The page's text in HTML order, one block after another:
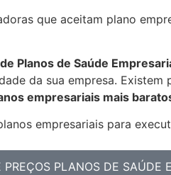
que aceitam plano
Planos de Saúde
da sua empresa. Existem
empresariais mais
empresariais para
PREÇOS PLANOS DE SAÚDE